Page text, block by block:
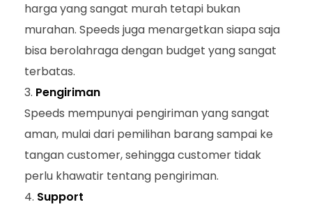
harga yang sangat murah tetapi bukan
murahan. Speeds juga menargetkan siapa saja
bisa berolahraga dengan budget yang sangat
terbatas.
Pengiriman
Speeds mempunyai pengiriman yang sangat
aman, mulai dari pemilihan barang sampai ke
tangan customer, sehingga customer tidak
perlu khawatir tentang pengiriman.
Support